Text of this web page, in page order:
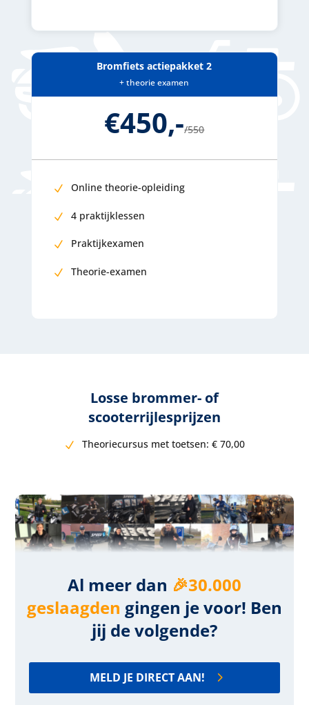
Bromfiets actiepakket 2
+ theorie examen
€450,-/550
Online theorie-opleiding
4 praktijklessen
Praktijkexamen
Theorie-examen
Losse brommer- of
scooterrijlesprijzen
Theoriecursus met toetsen:€ 70,00
Al meer dan 🎉30.000
geslaagden gingen je voor! Ben
jij de volgende?
MELD JE DIRECT AAN!